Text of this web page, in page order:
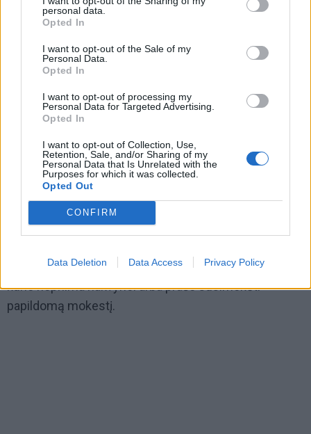
personal data.
Opted In
I want to opt-out of the Sale of my
Personal Data.
Opted In
I want to opt-out of processing my
Personal Data for Targeted Advertising.
Opted In
I want to opt-out of Collection, Use,
Retention, Sale, and/or Sharing of my
Personal Data that Is Unrelated with the
Purposes for which it was collected.
Opted Out
CONFIRM
Data Deletion Data Access Privacy Policy
Lietuvoje trūksta ir švietimo visuomenėje. Ypač daug
užgauliojimų sulaukiu iš vyresnio amžiaus žmonių,
kurie teigia, kad šuns vedlio vieta yra pririštam prie
būdos.
Taip pat žmonės dar nėra pratę prie vedlių, nesilaiko
būtino etiketo, nori glostyti, užkalbinti, kas yra griežtai
draudžiama.
Yra vietų Lietuvoje, kur neįleidžia su vedliu, viešbučių,
kurie nepriima nakvynei arba prašo susimokėti
papildomą mokestį.